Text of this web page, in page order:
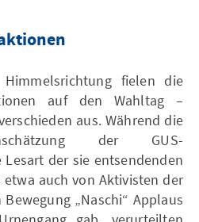
fielen die
auf den Wahltag –
aus. Während die
der GUS-
der sie entsendenden
auch von Aktivisten der
„Naschi“ Applaus